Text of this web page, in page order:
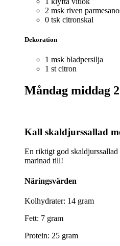
2 msk riven
0 tsk citronskal
Dekoration
1 msk bladpersilja
1 st citron
Måndag middag
Kall skaldjurssallad
En riktigt god
marinad till!
Näringsvärden
Kolhydrater: 14 gram
Fett: 7 gram
Protein: 25 gram